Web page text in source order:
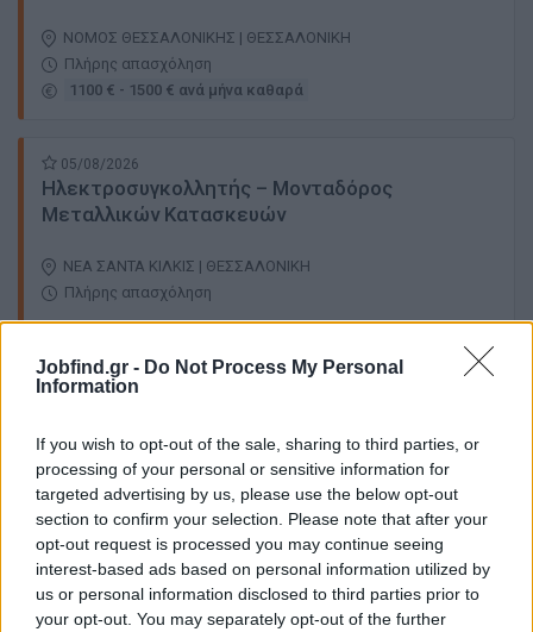
Jobfind.gr - Do Not Process My Personal
Information
If you wish to opt-out of the sale, sharing to third parties, or
processing of your personal or sensitive information for
targeted advertising by us, please use the below opt-out
section to confirm your selection. Please note that after your
opt-out request is processed you may continue seeing
interest-based ads based on personal information utilized by
us or personal information disclosed to third parties prior to
your opt-out. You may separately opt-out of the further
ΝΟΜΟΣ ΘΕΣΣΑΛΟΝΙΚΗΣ | ΘΕΣΣΑΛΟΝΙΚΗ
Πλήρης απασχόληση
1100 € - 1500 € ανά μήνα καθαρά
05/08/2026
Ηλεκτροσυγκολλητής – Μονταδόρος
Μεταλλικών Κατασκευών
ΝΕΑ ΣΑΝΤΑ ΚΙΛΚΙΣ | ΘΕΣΣΑΛΟΝΙΚΗ
Πλήρης απασχόληση
27/07/2026
Διαβατά)
ΔΙΑΒΑΤΑ | ΘΕΣΣΑΛΟΝΙΚΗ
Πλήρης απασχόληση
17/07/2026